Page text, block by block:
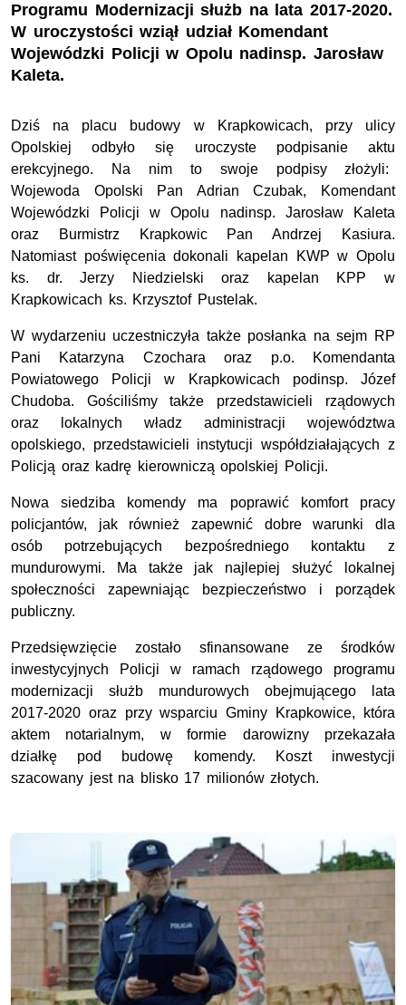
Programu Modernizacji służb na lata 2017-2020.
W uroczystości wziął udział Komendant
Wojewódzki Policji w Opolu nadinsp. Jarosław
Kaleta.
Dziś na placu budowy w Krapkowicach, przy ulicy
Opolskiej odbyło się uroczyste podpisanie aktu
erekcyjnego. Na nim to swoje podpisy złożyli:
Wojewoda Opolski Pan Adrian Czubak, Komendant
Wojewódzki Policji w Opolu nadinsp. Jarosław Kaleta
oraz Burmistrz Krapkowic Pan Andrzej Kasiura.
Natomiast poświęcenia dokonali kapelan KWP w Opolu
ks. dr. Jerzy Niedzielski oraz kapelan KPP w
Krapkowicach ks. Krzysztof Pustelak.
W wydarzeniu uczestniczyła także posłanka na sejm RP
Pani Katarzyna Czochara oraz p.o. Komendanta
Powiatowego Policji w Krapkowicach podinsp. Józef
Chudoba. Gościliśmy także przedstawicieli rządowych
oraz lokalnych władz administracji województwa
opolskiego, przedstawicieli instytucji współdziałających z
Policją oraz kadrę kierowniczą opolskiej Policji.
Nowa siedziba komendy ma poprawić komfort pracy
policjantów, jak również zapewnić dobre warunki dla
osób potrzebujących bezpośredniego kontaktu z
mundurowymi. Ma także jak najlepiej służyć lokalnej
społeczności zapewniając bezpieczeństwo i porządek
publiczny.
Przedsięwzięcie zostało sfinansowane ze środków
inwestycyjnych Policji w ramach rządowego programu
modernizacji służb mundurowych obejmującego lata
2017-2020 oraz przy wsparciu Gminy Krapkowice, która
aktem notarialnym, w formie darowizny przekazała
działkę pod budowę komendy. Koszt inwestycji
szacowany jest na blisko 17 milionów złotych.